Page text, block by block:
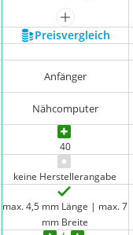
mehr anzeigen
Preis­vergleich
Anfänger
Nähcomputer
40
keine Herstellerangabe
max. 4,5 mm Länge | max. 7
mm Breite